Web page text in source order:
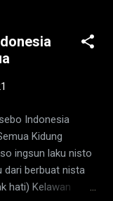
kopi
ini hari,kopi
di jember,jenis
jember,bisnis
kopi
Indonesia
Kidung
ingsun laku nisto
dari berbuat nista
hati) Kelawan